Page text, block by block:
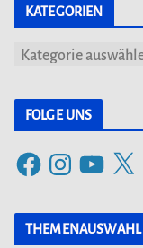
KATEGORIEN
K
g
FOLGE UNS
F
c
s
t
Y
u
T
X
THEMENAUSWAHL